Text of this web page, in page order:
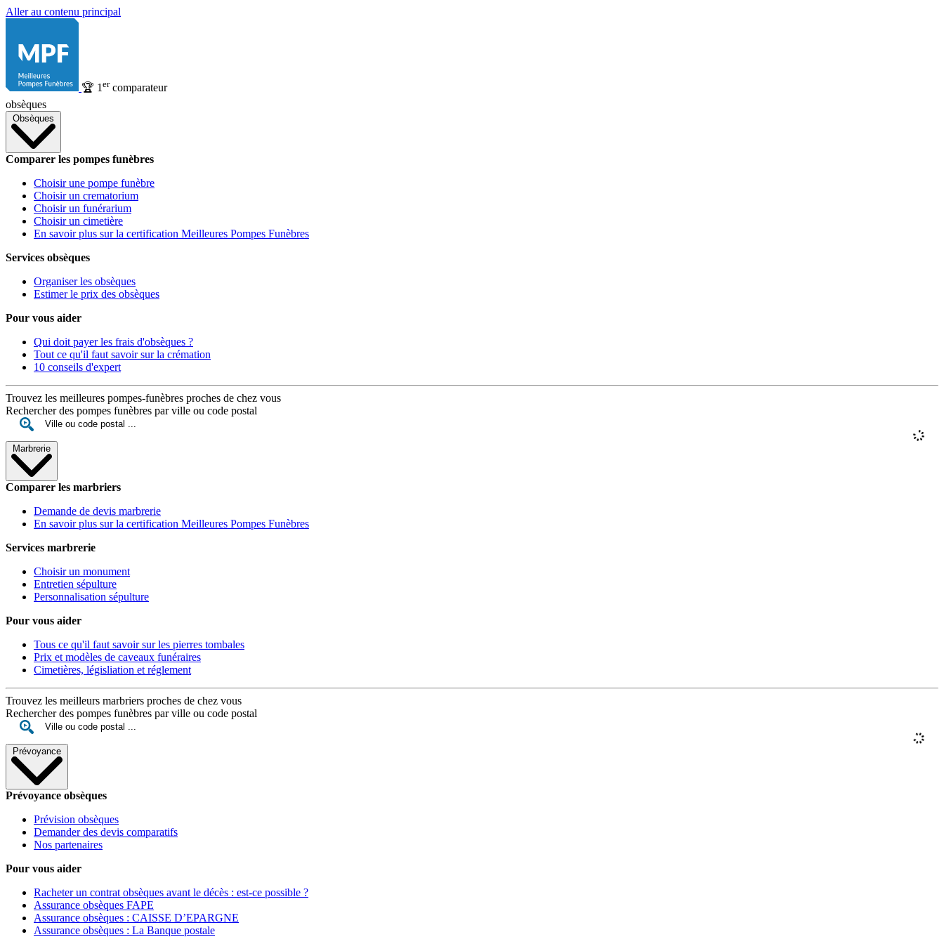
Aller au contenu principal
🏆 1 ercomparateur
obsèques
Obsèques
Comparer les pompes funèbres
Choisir une pompe funèbre
Choisir un crematorium
Choisir un funérarium
Choisir un cimetière
En savoir plus sur la certification Meilleures Pompes Funèbres
Services obsèques
Organiser les obsèques
Estimer le prix des obsèques
Pour vous aider
Qui doit payer les frais d'obsèques ?
Tout ce qu'il faut savoir sur la crémation
10 conseils d'expert
Trouvez les meilleures pompes-funèbres proches de chez vous
Rechercher des pompes funèbres par ville ou code postal
Marbrerie
Comparer les marbriers
Demande de devis marbrerie
En savoir plus sur la certification Meilleures Pompes Funèbres
Services marbrerie
Choisir un monument
Entretien sépulture
Personnalisation sépulture
Pour vous aider
Tous ce qu'il faut savoir sur les pierres tombales
Prix et modèles de caveaux funéraires
Cimetières, législiation et réglement
Trouvez les meilleurs marbriers proches de chez vous
Rechercher des pompes funèbres par ville ou code postal
Prévoyance
Prévoyance obsèques
Prévision obsèques
Demander des devis comparatifs
Nos partenaires
Pour vous aider
Racheter un contrat obsèques avant le décès : est-ce possible ?
Assurance obsèques FAPE
Assurance obsèques : CAISSE D’EPARGNE
Assurance obsèques : La Banque postale